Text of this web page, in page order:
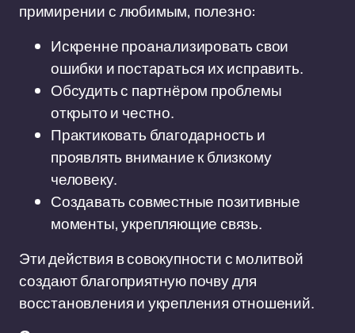
примирении с любимым, полезно:
Искренне проанализировать свои
ошибки и постараться их исправить.
Обсудить с партнёром проблемы
открыто и честно.
Практиковать благодарность и
проявлять внимание к близкому
человеку.
Создавать совместные позитивные
моменты, укрепляющие связь.
Эти действия в совокупности с молитвой
создают благоприятную почву для
восстановления и укрепления отношений.